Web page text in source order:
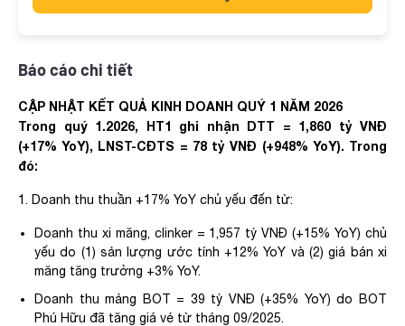
Báo cáo chi tiết
CẬP NHẬT KẾT QUẢ KINH DOANH QUÝ 1 NĂM 2026
Trong quý 1.2026, HT1 ghi nhận DTT = 1,860 tỷ VNĐ
(+17% YoY), LNST-CĐTS = 78 tỷ VNĐ (+948% YoY). Trong
đó:
1. Doanh thu thuần +17% YoY chủ yếu đến từ:
Doanh thu xi măng, clinker = 1,957 tỷ VNĐ (+15% YoY) chủ
yếu do (1) sản lượng ước tính +12% YoY và (2) giá bán xi
măng tăng trưởng +3% YoY.
Doanh thu mảng BOT = 39 tỷ VNĐ (+35% YoY) do BOT
Phú Hữu đã tăng giá vé từ tháng 09/2025.